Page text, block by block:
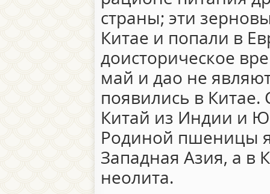
страны; эти
Китае и попали в
доисторическое
май и дао не
появились в Китае.
Китай из Индии и
Родиной пшеницы
Западная Азия, а в
неолита.